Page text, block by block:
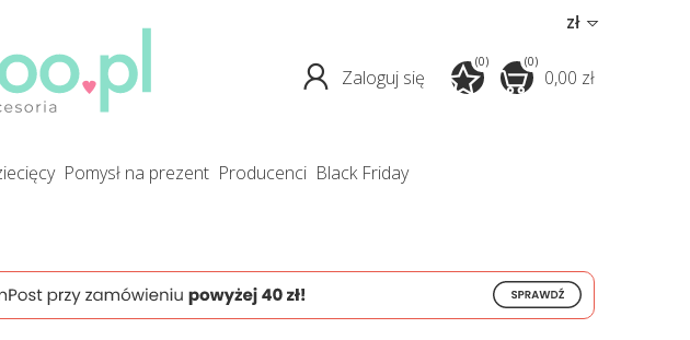
zł
(0)
0,00 zł
Zaloguj się
(0)
pomysł na prezent producenci Black Friday